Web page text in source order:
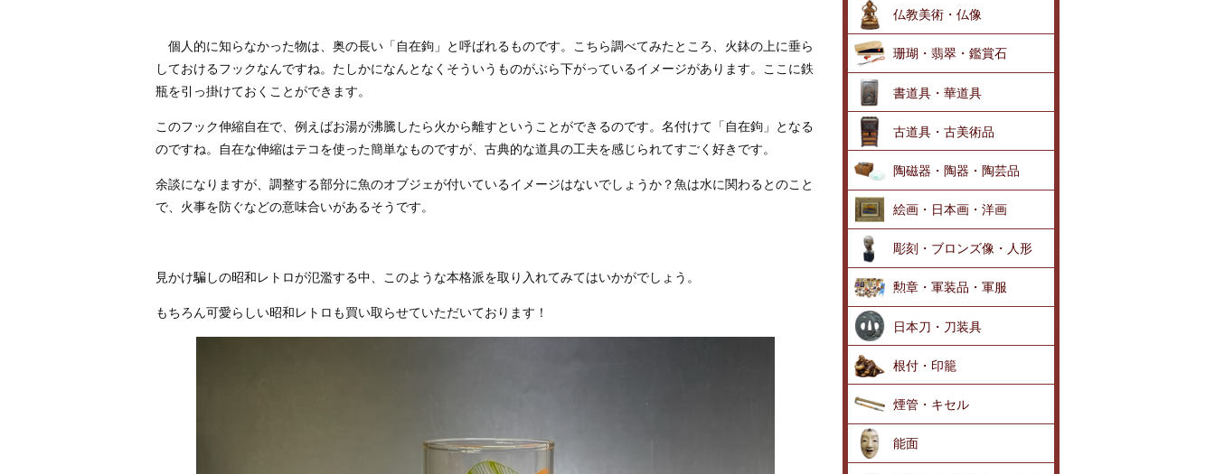
個人的に知らなかった物は、奥の長い「自在鉤」と呼ばれるものです。こちら調べてみたところ、火鉢の上に垂ら
しておけるフックなんですね。たしかになんとなくそういうものがぶら下がっているイメージがあります。ここに鉄
瓶を引っ掛けておくことができます。
このフック伸縮自在で、例えばお湯が沸騰したら火から離すということができるのです。名付けて「自在鉤」となる
のですね。自在な伸縮はテコを使った簡単なものですが、古典的な道具の工夫を感じられてすごく好きです。
余談になりますが、調整する部分に魚のオブジェが付いているイメージはないでしょうか？魚は水に関わるとのこと
で、火事を防ぐなどの意味合いがあるそうです。
見かけ騙しの昭和レトロが氾濫する中、このような本格派を取り入れてみてはいかがでしょう。
もちろん可愛らしい昭和レトロも買い取らせていただいております！
仏教美術・仏像
珊瑚・翡翠・鑑賞石
書道具・華道具
古道具・古美術品
陶磁器・陶器・陶芸品
絵画・日本画・洋画
彫刻・ブロンズ像・人形
勲章・軍装品・軍服
日本刀・刀装具
根付・印籠
煙管・キセル
能面